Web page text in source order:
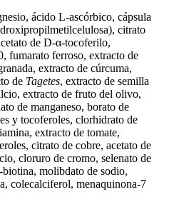
ácido L-ascórbico, cápsula
citrato
de D-α-tocoferilo,
fumarato ferroso, extracto de
extracto de cúrcuma,
de Tagetes, extracto de semilla
extracto de fruto del olivo,
de manganeso, borato de
y tocoferoles, clorhidrato de
extracto de tomate,
citrato de cobre, acetato de
cloruro de cromo, selenato de
molibdato de sodio,
colecalciferol, menaquinona-7